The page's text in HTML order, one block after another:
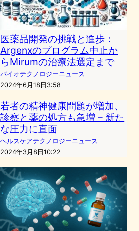
医薬品開発の挑戦と進歩：
Argenxのプログラム中止か
らMirumの治療法選定まで
バイオテクノロジーニュース
2024年6月18日3:58
若者の精神健康問題が増加、
診察と薬の処方も急増 – 新た
な圧力に直面
ヘルスケアテクノロジーニュース
2024年3月8日10:22